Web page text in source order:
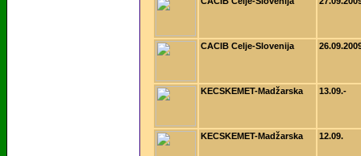
CACIB Celje-Slovenija
KECSKEMET-Madžarska 13.09.-
KECSKEMET-Madžarska 12.09.